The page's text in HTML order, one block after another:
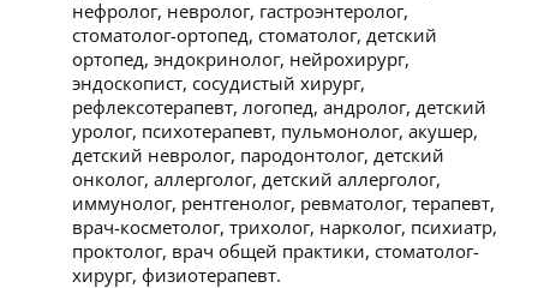
нефролог, невролог, гастроэнтеролог,
стоматолог-ортопед, стоматолог, детский
ортопед, эндокринолог, нейрохирург,
эндоскопист, сосудистый хирург,
рефлексотерапевт, логопед, андролог, детский
уролог, психотерапевт, пульмонолог, акушер,
детский невролог, пародонтолог, детский
онколог, аллерголог, детский аллерголог,
иммунолог, рентгенолог, ревматолог, терапевт,
врач-косметолог, трихолог, нарколог, психиатр,
проктолог, врач общей практики, стоматолог-
хирург, физиотерапевт.